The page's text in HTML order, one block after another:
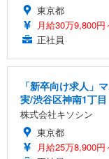
東京都
月給30万9,800円
正社員
「新卒向け求人」
実/渋谷区神南1丁目
株式会社キソシン
東京都
月給25万8,900円